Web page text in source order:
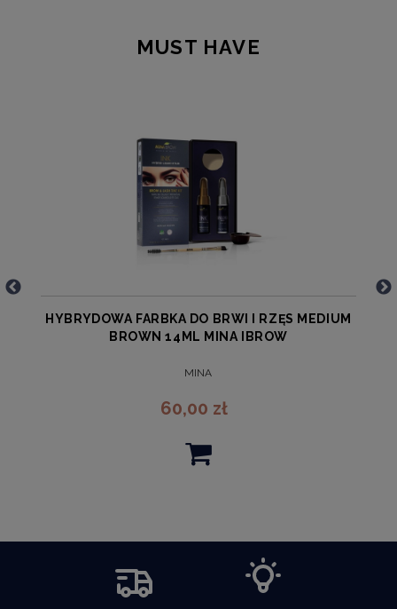
MUST HAVE
HYBRYDOWA FARBKA DO BRWI I RZĘS MEDIUM
BROWN 14ML MINA IBROW
MINA
60,00 zł